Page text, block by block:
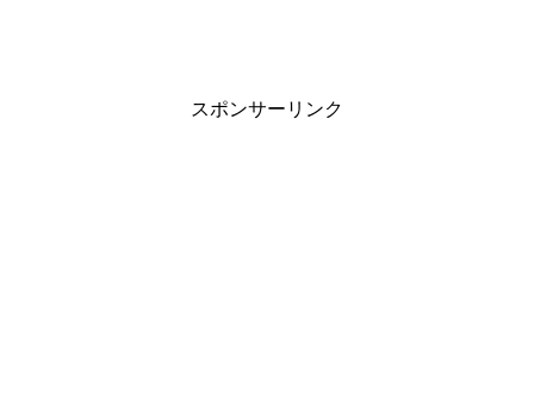
スポンサーリンク